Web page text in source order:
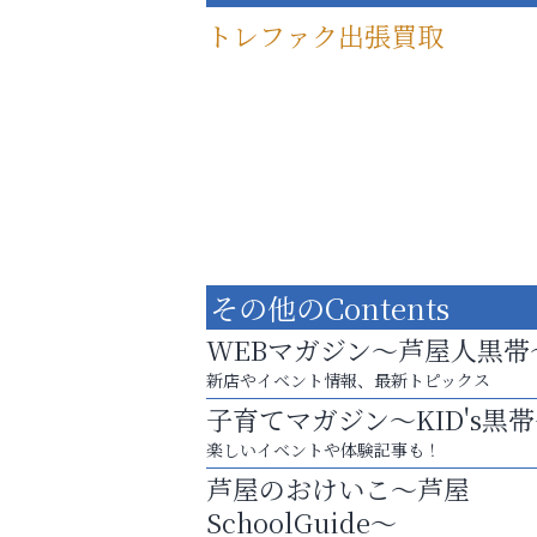
トレファク出張買取
査定のプロが心を込めて出張査定
ご不要品の売却はトレファク出張買取へ
Y-SPIRAL（ワイスパイラル
その他のContents
WEBマガジン～芦屋人黒帯
新店やイベント情報、最新トピックス
子育てマガジン～KID's黒
楽しいイベントや体験記事も！
芦屋のおけいこ～芦屋
SchoolGuide～